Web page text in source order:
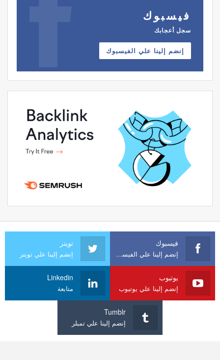
فيسبوك
سجل أعجابك
إنضم إلينا علي الفيسبوك
فيسبوك
إنضم إلينا علي الفيسبوك
تويتر
إنضم إلينا علي تويتر
يوتيوب
إنضم إلينا علي يوتيوب
Linkedin
متابعة
Tumblr
إنضم إلينا علي تمبلر